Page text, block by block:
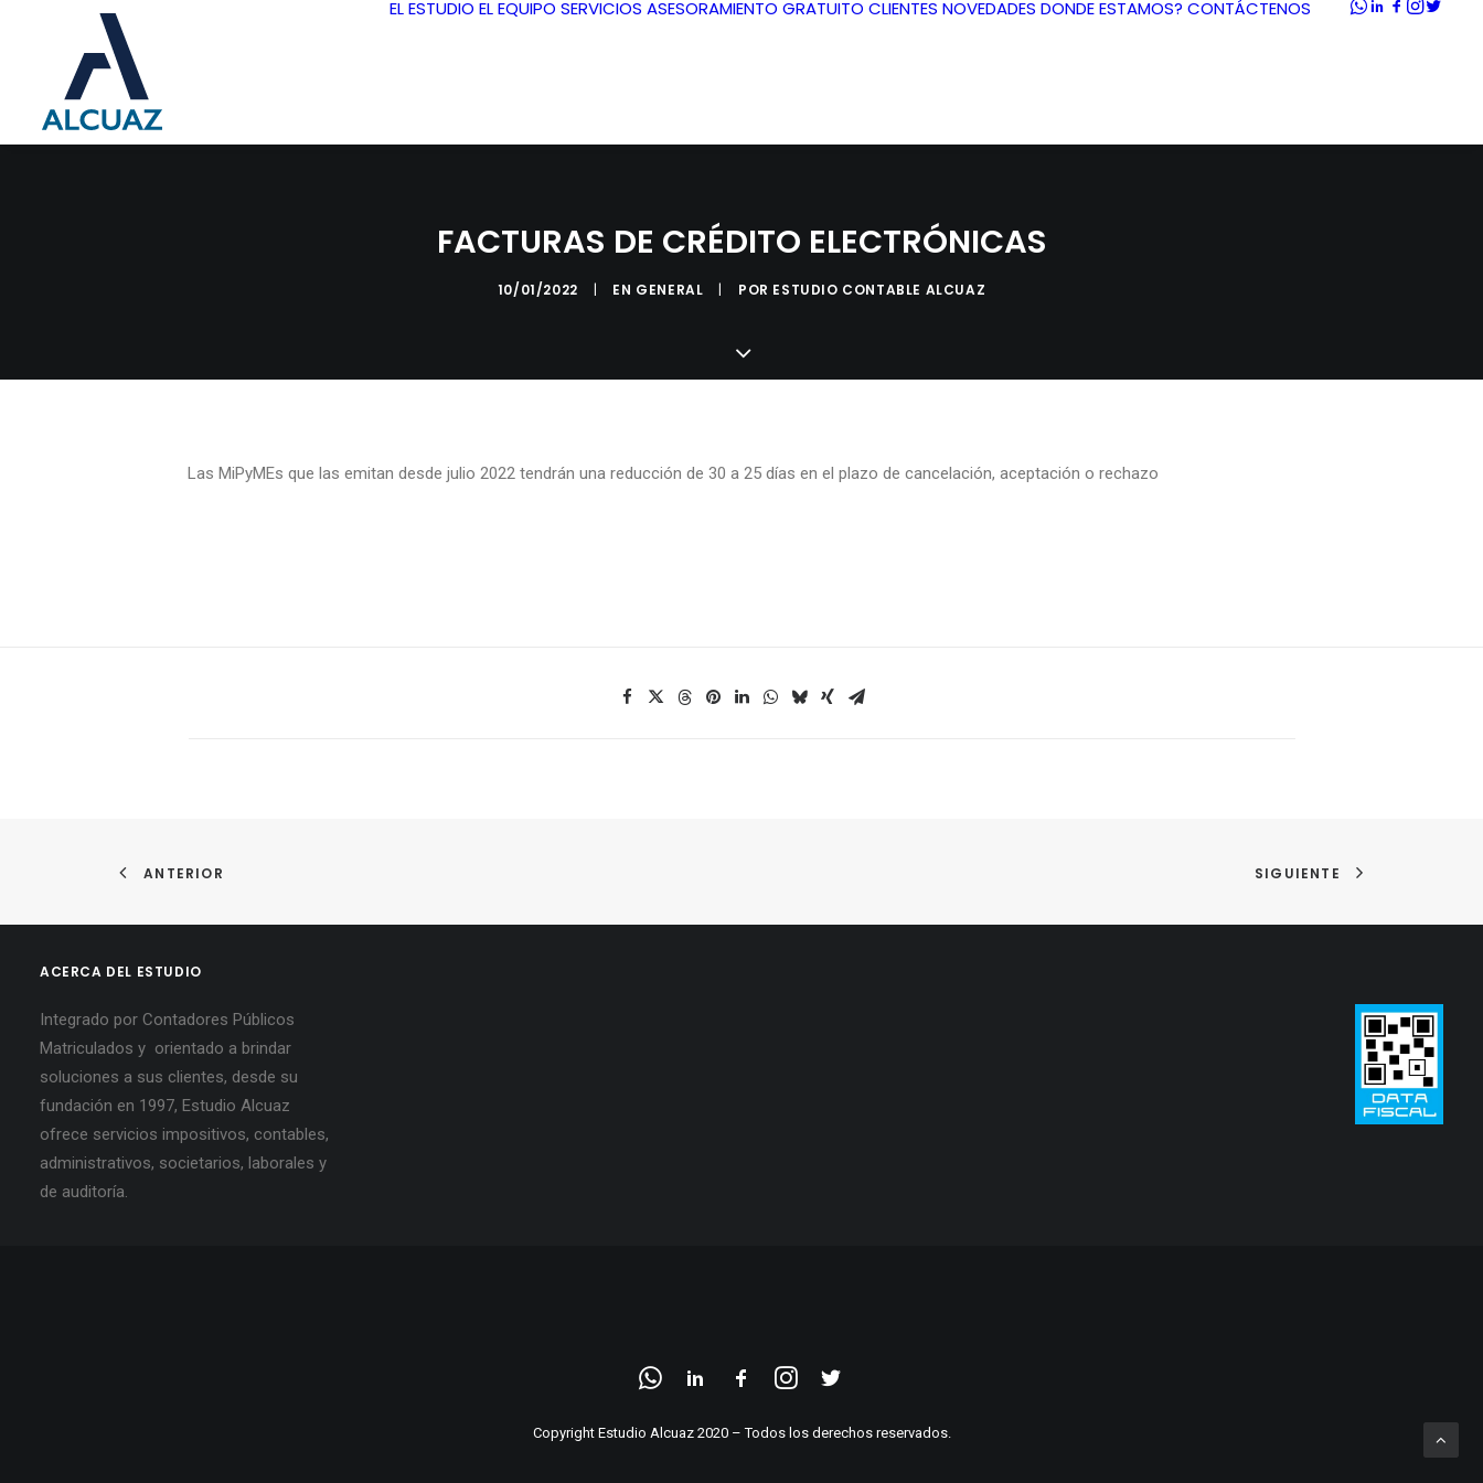
EL ESTUDIO EL EQUIPO SERVICIOS ASESORAMIENTO GRATUITO CLIENTES NOVEDADES DONDE ESTAMOS? CONTÁCTENOS
FACTURAS DE CRÉDITO ELECTRÓNICAS
10/01/2022 | EN GENERAL | POR ESTUDIO CONTABLE ALCUAZ
Las MiPyMEs que las emitan desde julio 2022 tendrán una reducción de 30 a 25 días en el plazo de cancelación, aceptación o rechazo
ANTERIOR SIGUIENTE
ACERCA DEL ESTUDIO
Integrado por Contadores Públicos
Matriculados y orientado a brindar
soluciones a sus clientes, desde su
fundación en 1997, Estudio Alcuaz
ofrece servicios impositivos, contables,
administrativos, societarios, laborales y
de auditoría.
Copyright Estudio Alcuaz 2020 – Todos los derechos reservados.